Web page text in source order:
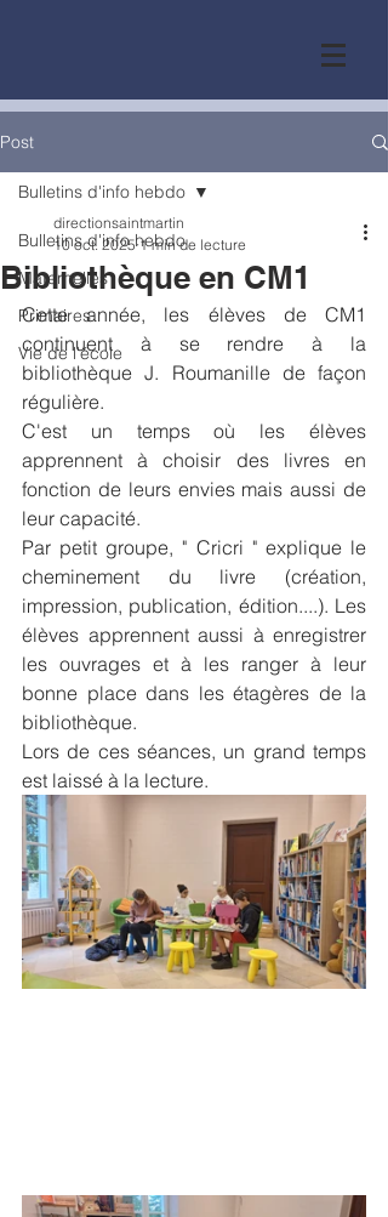
Post
Bulletins d'info hebdo
Maternelles
Primaires
Vie de l'école
Bulletins d'info hebdo
Bibliothèque en CM1
directionsaintmartin
10 oct. 2025 1 min de lecture
Cette année, les élèves de CM1
continuent à se rendre à la
bibliothèque J. Roumanille de façon
régulière.
C'est un temps où les élèves
apprennent à choisir des livres en
fonction de leurs envies mais aussi de
leur capacité.
Par petit groupe, " Cricri " explique le
cheminement du livre (création,
impression, publication, édition....). Les
élèves apprennent aussi à enregistrer
les ouvrages et à les ranger à leur
bonne place dans les étagères de la
bibliothèque.
Lors de ces séances, un grand temps
est laissé à la lecture.